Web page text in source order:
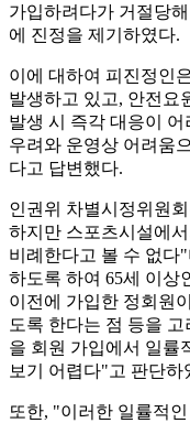
가입하려다가 거절당
에 진정을 제기하였다.
이에 대하여 피진정인
발생하고 있고, 안전요
발생 시 즉각 대응이
우려와 운영상 어려움
다고 답변했다.
인권위 차별시정위원
하지만 스포츠시설에
비례한다고 볼 수 없다
하도록 하여 65세 이상
이전에 가입한 정회원
도록 한다는 점 등을
을 회원 가입에서 일률
보기 어렵다"고 판단하
또한, "이러한 일률적